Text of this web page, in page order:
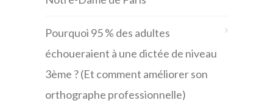
Pourquoi 95 % des adultes
échoueraient à une dictée de niveau
3ème ? (Et comment améliorer son
orthographe professionnelle)